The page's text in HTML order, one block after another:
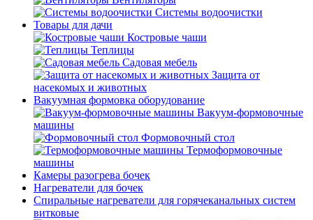
Системы водоочистки
Товары для дачи
Костровые чаши
Теплицы
Садовая мебель
Защита от
насекомых и животных
Вакуумная формовка оборудование
Вакуум-формовочные
машины
Формовочный стол
Термоформовочные
машины
Камеры разогрева бочек
Нагреватели для бочек
Спиральные нагреватели для горячеканальных систем
витковые